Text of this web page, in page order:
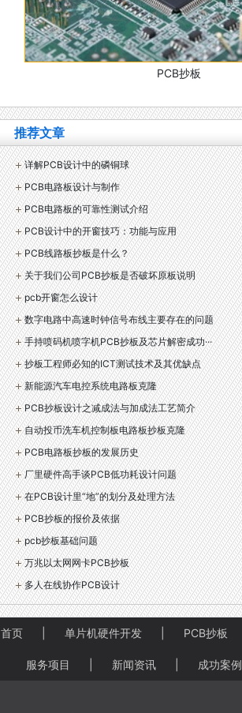
PCB抄板
推荐文章
详解PCB设计中的磷铜球
PCB电路板设计与制作
PCB电路板的可靠性测试介绍
PCB设计中的开窗技巧：功能与应用
PCB线路板抄板是什么？
关于我们公司PCB抄板是否破坏原板说明
pcb开窗怎么设计
数字电路中高速时钟信号布线主要存在的问题
手持喷码机喷字机PCB抄板及芯片解密成功···
抄板工程师必知的ICT测试技术及其优缺点
新能源汽车电控系统电路板克隆
PCB抄板设计之减成法与加成法工艺简介
自动投币洗车机控制板电路板抄板克隆
PCB电路板抄板的发展历史
厂里硬件高手谈PCB低功耗设计问题
在PCB设计里“地”的划分及处理方法
PCB抄板的报价及依据
pcb抄板基础问题
万兆以太网网卡PCB抄板
多人在线协作PCB设计
首页 单片机硬件开发 PCB抄板
服务项目 新闻资讯 成功案例